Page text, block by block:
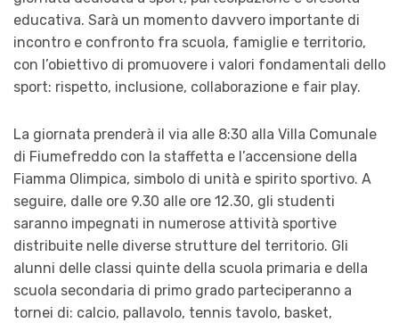
educativa. Sarà un momento davvero importante di
incontro e confronto fra scuola, famiglie e territorio,
con l’obiettivo di promuovere i valori fondamentali dello
sport: rispetto, inclusione, collaborazione e fair play.
La giornata prenderà il via alle 8:30 alla Villa Comunale
di Fiumefreddo con la staffetta e l’accensione della
Fiamma Olimpica, simbolo di unità e spirito sportivo. A
seguire, dalle ore 9.30 alle ore 12.30, gli studenti
saranno impegnati in numerose attività sportive
distribuite nelle diverse strutture del territorio. Gli
alunni delle classi quinte della scuola primaria e della
scuola secondaria di primo grado parteciperanno a
tornei di: calcio, pallavolo, tennis tavolo, basket,